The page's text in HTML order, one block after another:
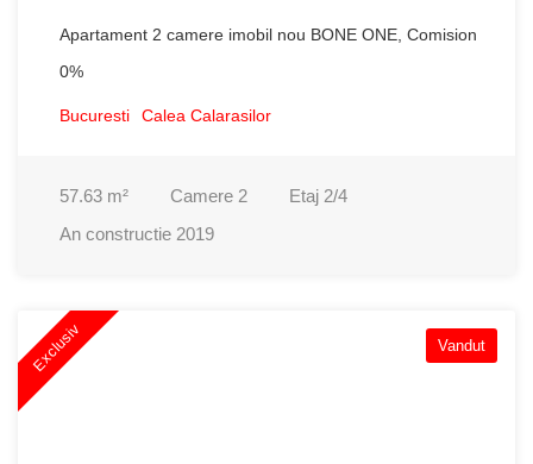
Apartament 2 camere imobil nou BONE ONE, Comision
0%
Bucuresti Calea Calarasilor
57.63 m² Camere 2 Etaj 2/4
An constructie 2019
Exclusiv Vandut